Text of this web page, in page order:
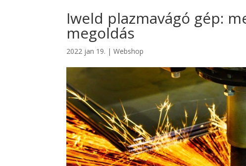
Iweld plazmavágó gép:
megoldás
2022 jan 19. |Webshop